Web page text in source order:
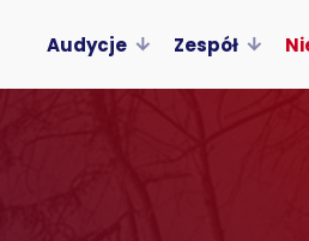
Audycje Zespół